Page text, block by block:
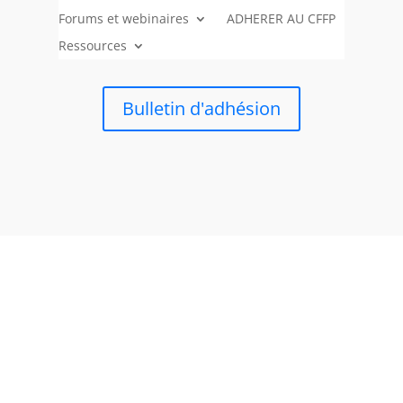
Forums et webinaires
ADHERER AU CFFP
Ressources
Bulletin d'adhésion